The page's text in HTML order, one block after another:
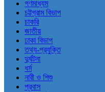
গণমাধ্যম
চট্টগ্রাম বিভাগ
চাকরি
জাতীয়
ঢাকা বিভাগ
তথ্য-প্রযুক্তি
দুর্ঘটনা
ধর্ম
নারী ও শিশু
প্রবাস